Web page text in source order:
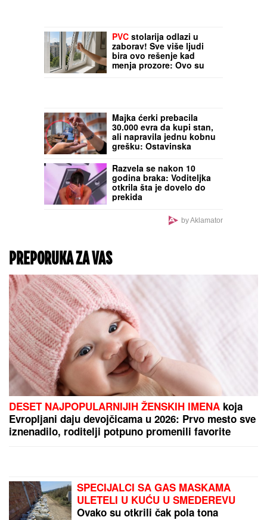
PVC stolarija odlazi u
zaborav! Sve više ljudi
bira ovo rešenje kad
menja prozore: Ovo su
prednosti
Majka ćerki prebacila
30.000 evra da kupi stan,
ali napravila jednu kobnu
grešku: Ostavinska
rasprava koštala papreno
Razvela se nakon 10
godina braka: Voditeljka
otkrila šta je dovelo do
prekida
by Aklamator
PREPORUKA ZA VAS
DESET NAJPOPULARNIJIH ŽENSKIH IMENA koja
Evropljani daju devojčicama u 2026: Prvo mesto sve
iznenadilo, roditelji potpuno promenili favorite
SPECIJALCI SA GAS MASKAMA
ULETELI U KUĆU U SMEDEREVU
Ovako su otkrili čak pola tona